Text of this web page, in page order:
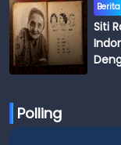
Berita
Siti
Polling